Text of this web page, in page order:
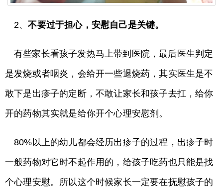
2、不要过于担心，安慰自己是关键。
有些家长看孩子发热马上带到医院，最后医生判定
是发烧或者咽炎，会给开一些退烧药，其实医生是不
敢下是出疹子的定断，不敢让家长和孩子去扛，给你
开的药物其实就是给你开个心理安慰剂。
80%以上的幼儿都会经历出疹子的过程，出疹子时
一般药物对它时不起作用的，给孩子吃药也只能是找
个心理安慰。所以这个时候家长一定要在抚慰孩子的